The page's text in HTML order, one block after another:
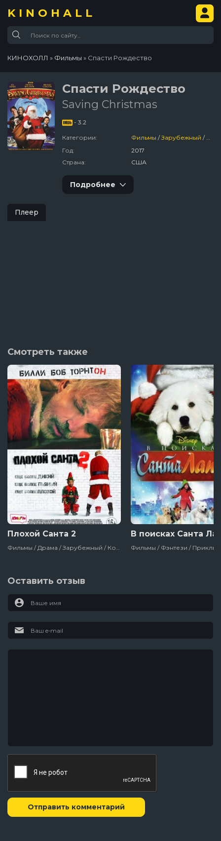
KINOHALL
КИНОХОЛЛ » Фильмы » Спасти Рождество
Спасти Рождество
Saving Christmas
- 3.2
Категории: Фильмы /Зарубежный /
Год:
2017
Страна:
США
Подробнее
Плеер
Смотреть также
Плохой Санта 2 В поисках Санта
Оставить отзыв
Отправить комментарий